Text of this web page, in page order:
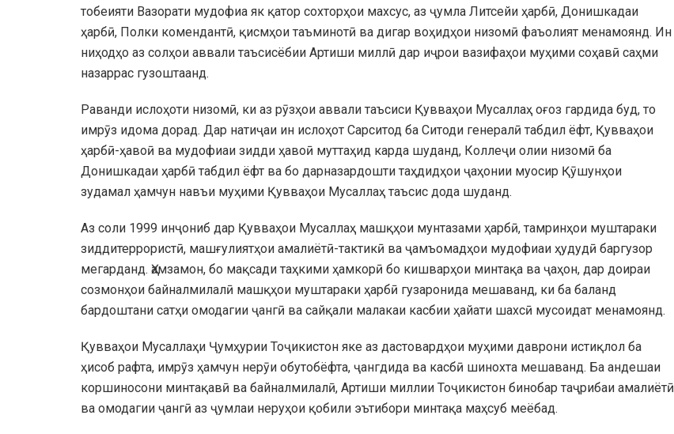
тобеияти Вазорати мудофиа як қатор сохторҳои махсус, аз ҷумла Литсейи ҳарбӣ, Донишкадаи
ҳарбӣ, Полки комендантӣ, қисмҳои таъминотӣ ва дигар воҳидҳои низомӣ фаъолият менамоянд. Ин
ниҳодҳо аз солҳои аввали таъсисёбии Артиши миллӣ дар иҷрои вазифаҳои муҳими соҳавӣ саҳми
назаррас гузоштаанд.
Раванди ислоҳоти низомӣ, ки аз рӯзҳои аввали таъсиси Қувваҳои Мусаллаҳ оғоз гардида буд, то
имрӯз идома дорад. Дар натиҷаи ин ислоҳот Сарситод ба Ситоди генералӣ табдил ёфт, Қувваҳои
ҳарбӣ-ҳавоӣ ва мудофиаи зидди ҳавоӣ муттаҳид карда шуданд, Коллеҷи олии низомӣ ба
Донишкадаи ҳарбӣ табдил ёфт ва бо дарназардошти таҳдидҳои ҷаҳонии муосир Қӯшунҳои
зудамал ҳамчун навъи муҳими Қувваҳои Мусаллаҳ таъсис дода шуданд.
Аз соли 1999 инҷониб дар Қувваҳои Мусаллаҳ машқҳои мунтазами ҳарбӣ, тамринҳои муштараки
зиддитеррористӣ, машғулиятҳои амалиётӣ-тактикӣ ва ҷамъомадҳои мудофиаи ҳудудӣ баргузор
мегарданд. Ҳамзамон, бо мақсади таҳкими ҳамкорӣ бо кишварҳои минтақа ва ҷаҳон, дар доираи
созмонҳои байналмилалӣ машқҳои муштараки ҳарбӣ гузаронида мешаванд, ки ба баланд
бардоштани сатҳи омодагии ҷангӣ ва сайқали малакаи касбии ҳайати шахсӣ мусоидат менамоянд.
Қувваҳои Мусаллаҳи Ҷумҳурии Тоҷикистон яке аз дастовардҳои муҳими даврони истиқлол ба
ҳисоб рафта, имрӯз ҳамчун нерӯи обутобёфта, ҷангдида ва касбӣ шинохта мешаванд. Ба андешаи
коршиносони минтақавӣ ва байналмилалӣ, Артиши миллии Тоҷикистон бинобар таҷрибаи амалиётӣ
ва омодагии ҷангӣ аз ҷумлаи неруҳои қобили эътибори минтақа маҳсуб меёбад.